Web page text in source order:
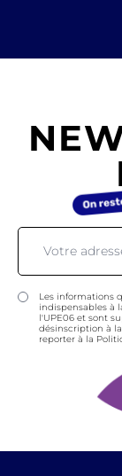
Les informations
indispensables à
l'UPE06 et sont
désinscription à
reporter à la